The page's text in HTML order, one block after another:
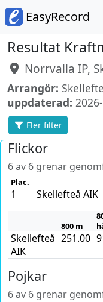
EasyRecord
Resultat
Norrvalla IP,
Arrangör:
uppdaterad:
Fler filter
Flickor
6 av 6 grenar
Plac.
1 Skellefteå AIK
800 m
Skellefteå
AIK
251.00
Pojkar
6 av 6 grenar